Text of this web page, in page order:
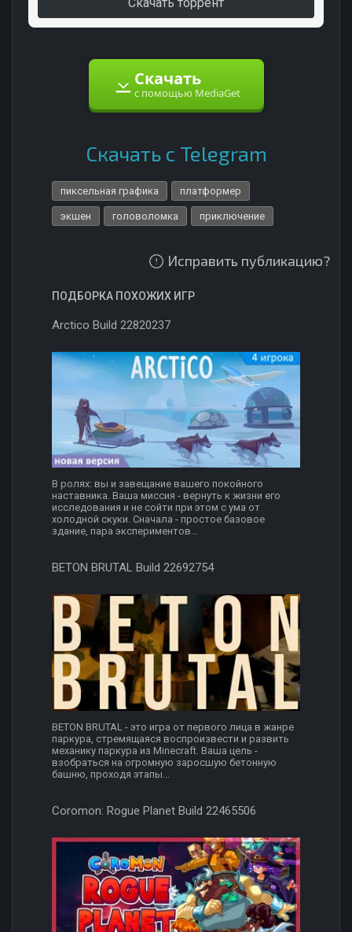
Скачать
с помощью MediaGet
Скачать с Telegram
пиксельная графика платформер
экшен головоломка приключение
Исправить публикацию?
ПОДБОРКА ПОХОЖИХ ИГР
Arctico Build 22820237
В ролях: вы и завещание вашего покойного
наставника. Ваша миссия - вернуть к жизни его
исследования и не сойти при этом с ума от
холодной скуки. Сначала - простое базовое
здание, пара экспериментов...
BETON BRUTAL Build 22692754
BETON BRUTAL - это игра от первого лица в жанре
паркура, стремящаяся воспроизвести и развить
механику паркура из Minecraft. Ваша цель -
взобраться на огромную заросшую бетонную
башню, проходя этапы...
Coromon: Rogue Planet Build 22465506